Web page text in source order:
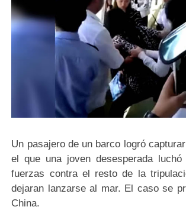
Un pasajero de un barco logró
el que una joven desesperada
fuerzas contra el resto de la
dejaran lanzarse al mar. El caso se
China.